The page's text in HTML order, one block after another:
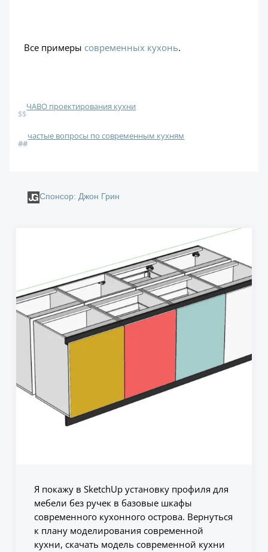
Все примеры современных кухонь.
$$
ЧАВО проектирования кухни
##
частые вопросы по современным кухням
Спонсор: Джон Грин
Я покажу в SketchUp установку профиля для
мебели без ручек в базовые шкафы
современного кухонного острова. Вернуться
к плану моделирования современной
кухни, скачать модель современной кухни